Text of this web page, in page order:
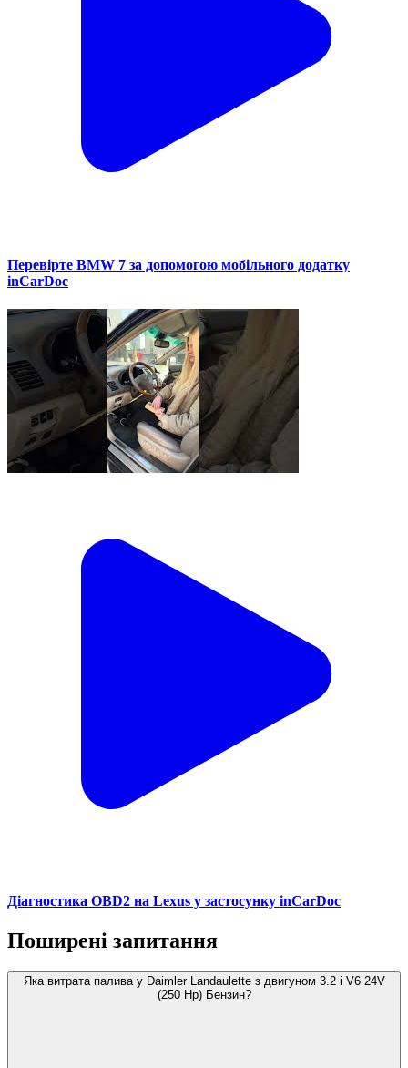
Перевірте BMW 7 за допомогою мобільного додатку
inCarDoc
Діагностика OBD2 на Lexus у застосунку inCarDoc
Поширені запитання
Яка витрата палива у Daimler Landaulette з двигуном 3.2 i V6 24V
(250 Hp) Бензин?